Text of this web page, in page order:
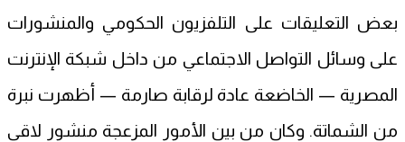
بعض التعليقات على التلفزيون الحكومي والمنشورات
على وسائل التواصل الاجتماعي من داخل شبكة الإنترنت
المصرية — الخاضعة عادة لرقابة صارمة — أظهرت نبرة
من الشماتة. وكان من بين الأمور المزعجة منشور لاقى